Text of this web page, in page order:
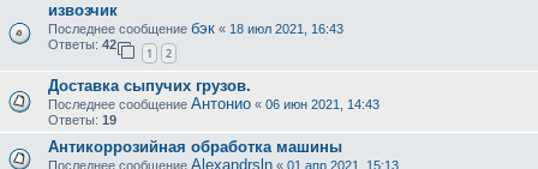
извозчик
Последнее сообщение бэк « 18 июл 2021, 16:43
Ответы: 42
1 2
Доставка сыпучих грузов.
Последнее сообщение Антонио « 06 июн 2021, 14:43
Ответы: 19
Антикоррозийная обработка машины
Последнее сообщение Alexandrsln « 01 апр 2021, 15:13